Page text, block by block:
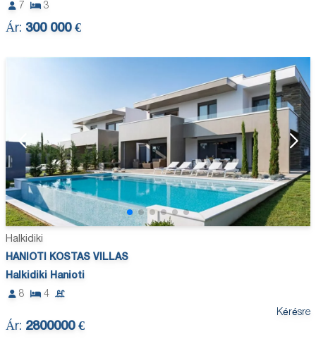
7
3
Ár: 300 000 €
Halkidiki
HANIOTI KOSTAS VILLAS
Halkidiki Hanioti
8
4
Kérésre
Ár: 2800000 €